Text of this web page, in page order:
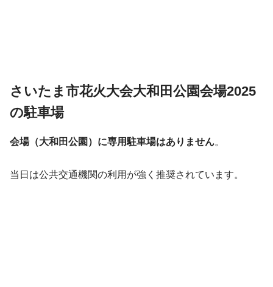
さいたま市花火大会大和田公園会場2025
の駐車場
会場（大和田公園）に専用駐車場はありません。
当日は公共交通機関の利用が強く推奨されています。